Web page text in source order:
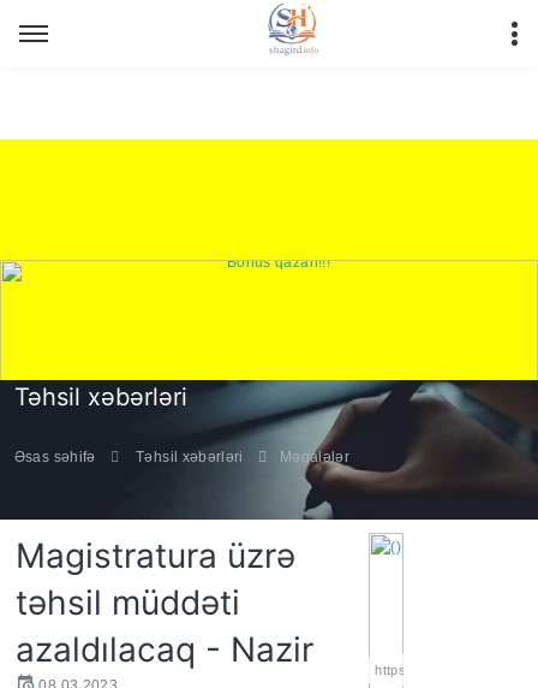
Warning
: Undefined array key "HTTP_REFERER" in
/home/shagirdinfo/public_html/articles/article_main_file.php
Təhsil xəbərləri
Əsas səhifə Təhsil xəbərləri Məqalələr
Magistratura üzrə
təhsil müddəti
azaldılacaq - Nazir
https://wa.me/